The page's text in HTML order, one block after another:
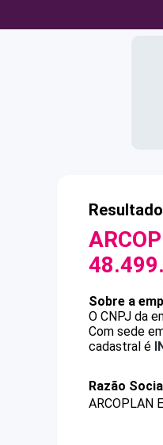
Sobre a
O CNPJ da
Com sede
cadastral é
Razão
ARCOPLAN